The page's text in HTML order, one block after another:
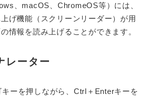
、macOS、ChromeOS等）には、
げ機能（スクリーンリーダー）が用
情報を読み上げることができます。
ーター
ーを押しながら、Ctrl＋Enterキーを